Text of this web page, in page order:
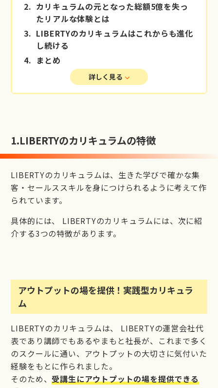
2. カリキュラムの元となった総額5億を失っ
たリアルな体験とは
3. LIBERTYのカリキュラムはこれからも進化
し続ける
4. まとめ
詳しく見る
1.LIBERTYのカリキュラムの特徴
LIBERTYのカリキュラムは、生きた学びで確かな集
客・セールススキルを身につけられるように考えて作
られています。
具体的には、 LIBERTYのカリキュラムには、次に紹
介する3つの特徴があります。
アウトプットの場を提供！実践型カリキュラ
ム
LIBERTYのカリキュラムは、 LIBERTYの運営会社代
表であり講師でもあるやまもと社長が、これまで多く
のスクールに通い、アウトプットの大切さに気付いた
経験をもとに作られました。
そのため、受講生にアウトプットの場を提供できる